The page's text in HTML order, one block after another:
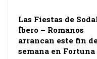
Las Fiestas de
Íbero – Romanos
arrancan este fin
semana en Fortuna